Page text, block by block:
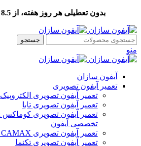
بدون تعطیلی هر روز هفته، از 8.5 صبح تا 9 شب
جستجو
منو
آیفون سازان
تعمیر آیفون تصویری
تعمیر آیفون تصویری الکتروپیک
تعمیر آیفون تصویری تابا
تخصصی آیفون
تعمیر آیفون تصویری CAMAX کامکث
تعمیر آیفون تصویری تکنما